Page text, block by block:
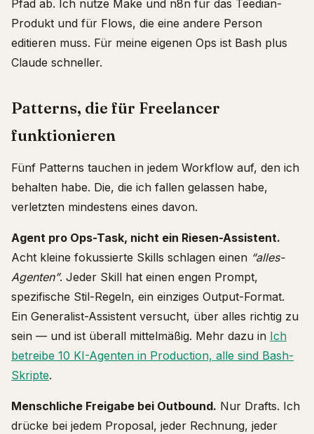
Pfad ab. Ich nutze Make und n8n für das Teedian-
Produkt und für Flows, die eine andere Person
editieren muss. Für meine eigenen Ops ist Bash plus
Claude schneller.
Patterns, die für Freelancer
funktionieren
Fünf Patterns tauchen in jedem Workflow auf, den ich
behalten habe. Die, die ich fallen gelassen habe,
verletzten mindestens eines davon.
Agent pro Ops-Task, nicht ein Riesen-Assistent.
Acht kleine fokussierte Skills schlagen einen “alles-
Agenten”. Jeder Skill hat einen engen Prompt,
spezifische Stil-Regeln, ein einziges Output-Format.
Ein Generalist-Assistent versucht, über alles richtig zu
sein — und ist überall mittelmäßig. Mehr dazu in Ich
betreibe 10 KI-Agenten in Production, alle sind Bash-
Skripte.
Menschliche Freigabe bei Outbound. Nur Drafts. Ich
drücke bei jedem Proposal, jeder Rechnung, jeder